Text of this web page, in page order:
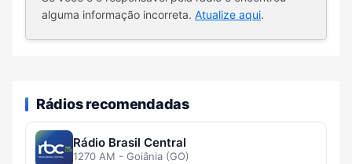
alguma informação incorreta. Atualize aqui.
Rádios recomendadas
Rádio Brasil Central
1270 AM - Goiânia (GO)